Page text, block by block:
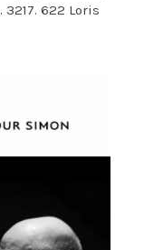
3217. 622 Loris